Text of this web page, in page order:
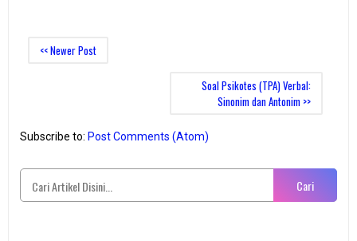
<< Newer Post
Soal Psikotes (TPA) Verbal:
Sinonim dan Antonim >>
Subscribe to: Post Comments (Atom)
Cari